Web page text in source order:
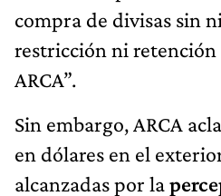
compra de divisas sin
restricción ni
ARCA”.
Sin embargo, ARCA
en dólares en el
alcanzadas por la